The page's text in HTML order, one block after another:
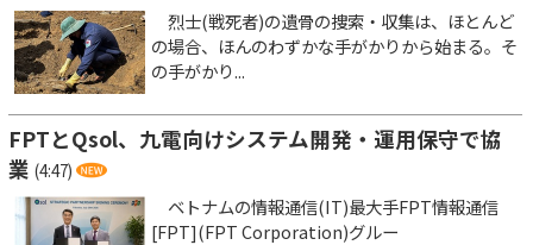
烈士(戦死者)の遺骨の捜索・収集は、ほとんど
の場合、ほんのわずかな手がかりから始まる。そ
の手がかり...
FPTとQsol、九電向けシステム開発・運用保守で協
業 (4:47)
ベトナムの情報通信(IT)最大手FPT情報通信
[FPT](FPT Corporation)グルー